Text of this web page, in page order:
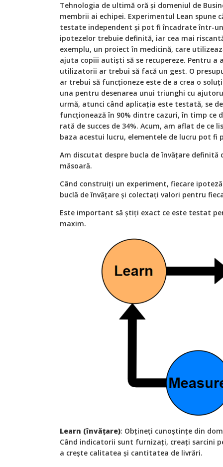
Tehnologia de ultimă oră și domeniul de
membrii ai echipei. Experimentul Lean spune
testate independent și pot fi încadrate într-
ipotezelor trebuie definită, iar cea mai
exemplu, un proiect în medicină, care
ajuta copiii autiști să se recupereze. Pentru a
utilizatorii ar trebui să facă un gest. O
ar trebui să funcționeze este de a crea o
una pentru desenarea unui triunghi cu
urmă, atunci când aplicația este testată, se
funcționează în 90% dintre cazuri, în timp ce
rată de succes de 34%. Acum, am aflat de ce
baza acestui lucru, elementele de lucru pot
Am discutat despre bucla de învățare
măsoară.
Când construiți un experiment, fiecare
buclă de învățare și colectați valori pentru
Este important să știți exact ce este testat
maxim.
Learn (învățare): Obțineți cunoștințe din
Când indicatorii sunt furnizați, creați sarcini
a crește calitatea și cantitatea de livrări.